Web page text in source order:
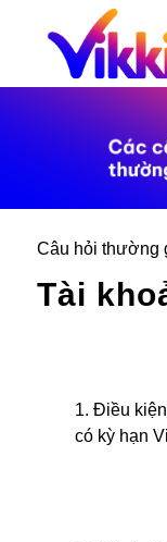
Câu hỏi thường
Tài
1. Điều
có kỳ hạn